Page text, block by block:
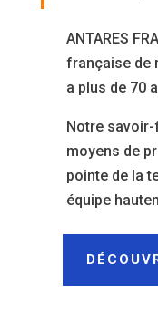
ANTARES
française de
a plus de 70
Notre savoir-
moyens de
pointe de la
équipe